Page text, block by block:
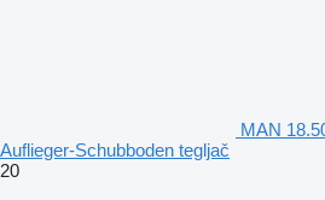
MAN
Auflieger-Schubboden tegljač
20